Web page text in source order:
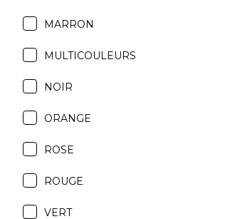
MARRON
MULTICOULEURS
NOIR
ORANGE
ROSE
ROUGE
VERT